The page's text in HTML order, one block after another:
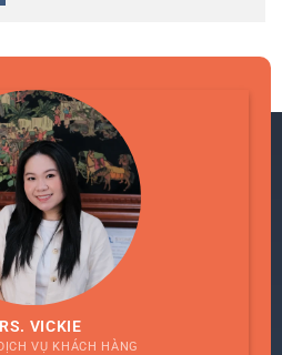
VICKIE
VỤ KHÁCH HÀNG